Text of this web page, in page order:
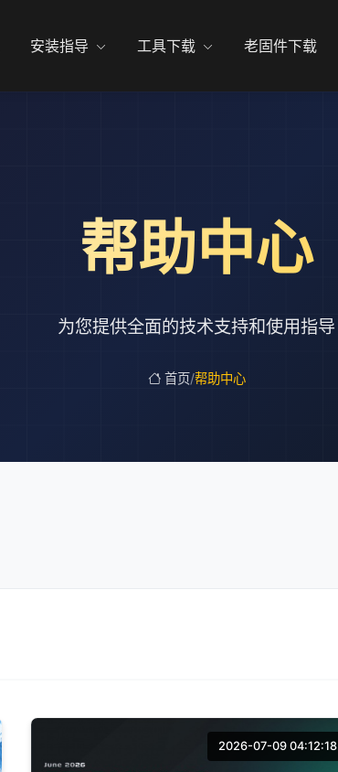
安装指导 工具下载 老固件下载
帮助中心
为您提供全面的技术支持和使用指导
首页/帮助中心
2026-07-09 04:12:18